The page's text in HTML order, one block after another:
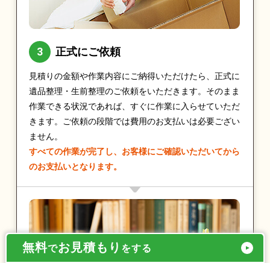
正式にご依頼
見積りの金額や作業内容にご納得いただけたら、正式に
遺品整理・生前整理のご依頼をいただきます。そのまま
作業できる状況であれば、すぐに作業に入らせていただ
きます。ご依頼の段階では費用のお支払いは必要ござい
ません。
すべての作業が完了し、お客様にご確認いただいてから
のお支払いとなります。
無料でお見積もり をする